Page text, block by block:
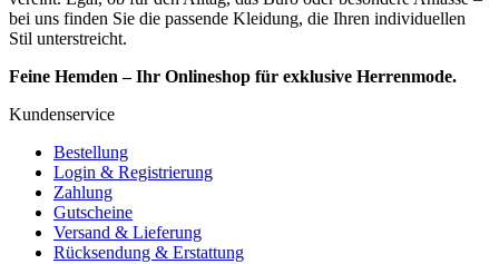
bei uns finden Sie die passende Kleidung, die Ihren individuellen
Stil unterstreicht.
Feine Hemden – Ihr Onlineshop für exklusive Herrenmode.
Kundenservice
Bestellung
Login & Registrierung
Zahlung
Gutscheine
Versand & Lieferung
Rücksendung & Erstattung